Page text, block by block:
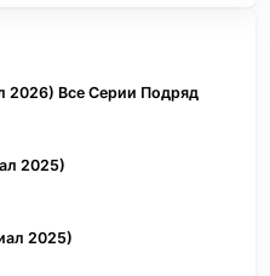
2026) Все Серии Подряд
2025)
2025)